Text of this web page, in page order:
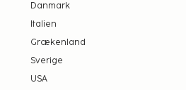
Danmark
Italien
Grækenland
Sverige
USA